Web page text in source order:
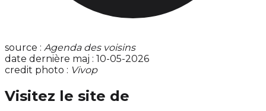
source : Agenda des voisins
date dernière maj : 10-05-2026
credit photo : Vivop
Visitez le site de